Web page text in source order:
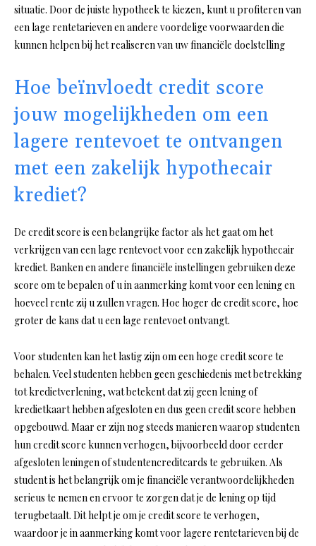
situatie. Door de juiste hypotheek te kiezen, kunt u profiteren van
een lage rentetarieven en andere voordelige voorwaarden die
kunnen helpen bij het realiseren van uw financiële doelstelling
Hoe beïnvloedt credit score
jouw mogelijkheden om een
lagere rentevoet te ontvangen
met een zakelijk hypothecair
krediet?
De credit score is een belangrijke factor als het gaat om het
verkrijgen van een lage rentevoet voor een zakelijk hypothecair
krediet. Banken en andere financiële instellingen gebruiken deze
score om te bepalen of u in aanmerking komt voor een lening en
hoeveel rente zij u zullen vragen. Hoe hoger de credit score, hoe
groter de kans dat u een lage rentevoet ontvangt.
Voor studenten kan het lastig zijn om een hoge credit score te
behalen. Veel studenten hebben geen geschiedenis met betrekking
tot kredietverlening, wat betekent dat zij geen lening of
kredietkaart hebben afgesloten en dus geen credit score hebben
opgebouwd. Maar er zijn nog steeds manieren waarop studenten
hun credit score kunnen verhogen, bijvoorbeeld door eerder
afgesloten leningen of studentencreditcards te gebruiken. Als
student is het belangrijk om je financiële verantwoordelijkheden
serieus te nemen en ervoor te zorgen dat je de lening op tijd
terugbetaalt. Dit helpt je om je credit score te verhogen,
waardoor je in aanmerking komt voor lagere rentetarieven bij de